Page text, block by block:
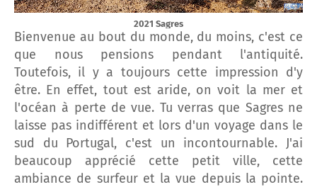
2021 Sagres
Bienvenue au bout du monde, du moins, c'est ce
que nous pensions pendant l'antiquité.
Toutefois, il y a toujours cette impression d'y
être. En effet, tout est aride, on voit la mer et
l'océan à perte de vue. Tu verras que Sagres ne
laisse pas indifférent et lors d'un voyage dans le
sud du Portugal, c'est un incontournable. J'ai
beaucoup apprécié cette petit ville, cette
ambiance de surfeur et la vue depuis la pointe.